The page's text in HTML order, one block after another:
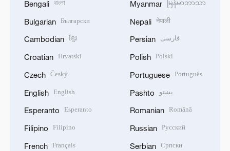
Bengali বাংলা
Bulgarian Български
Cambodian ខ្មែរ
Croatian Hrvatski
Czech Český
English English
Esperanto Esperanto
Filipino Filipino
French Français
Myanmar မြန်မာဘာသာ
Nepali नेपाली
Persian فارسی
Polish Polski
Portuguese Português
Pashto پښتو
Romanian Română
Russian Русский
Serbian Српски